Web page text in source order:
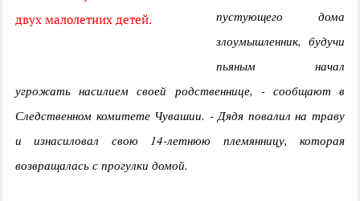
двух малолетних детей.
пустующего дома
злоумышленник, будучи
пьяным начал
угрожать насилием своей родственнице, - сообщают в
Следственном комитете Чувашии. - Дядя повалил на траву
и изнасиловал свою 14-летнюю племянницу, которая
возвращалась с прогулки домой.